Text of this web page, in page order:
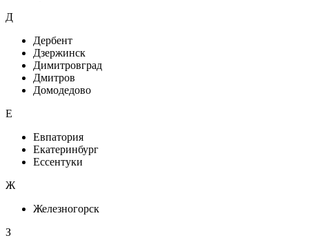
Д
Дербент
Дзержинск
Димитровград
Дмитров
Домодедово
Е
Евпатория
Екатеринбург
Ессентуки
Ж
Железногорск
З